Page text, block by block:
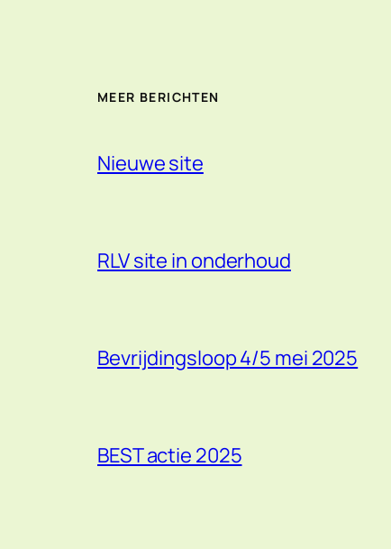
MEER BERICHTEN
Nieuwe site
RLV site in onderhoud
Bevrijdingsloop 4/5 mei 2025
BEST actie 2025